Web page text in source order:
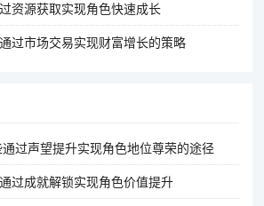
记住你的角色。
资源获取实现角色快速成长
过市场交易实现财富增长的策略
过声望提升实现角色地位尊荣的途径
过成就解锁实现角色价值提升